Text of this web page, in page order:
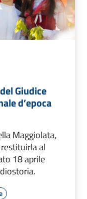
Giudice
d’epoca
Maggiolata,
al
18 aprile